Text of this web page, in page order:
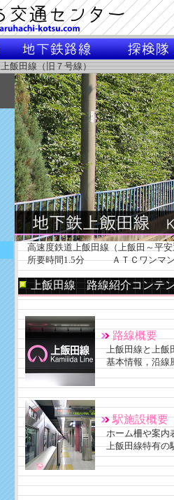
上飯田線（旧７号線）
高速度鉄道上飯田線（上飯田
所要時間1.5分 ＡＴＣワンマ
上飯田線 路線紹介コンテ
路線概要
上飯田線と上飯
基本情報，沿線
駅施設概要
ホーム柵や案内
上飯田線特有の